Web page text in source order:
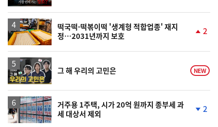
일
떡국떡·떡볶이떡 '생계형 적합업종' 재지
정…2031년까지 보호
상
승
2
영
상
그 해 우리의 고민은 NEW
거주용 1주택, 시가 20억 원까지 종부세 과
세 대상서 제외
2